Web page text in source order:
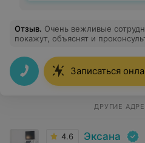
Отзыв. Очень вежливые
покажут, объяснят и
Записаться
ДРУГИЕ
4.6 Эксана